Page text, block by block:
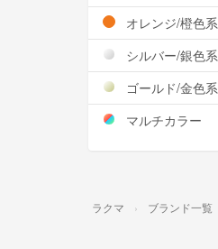
オレンジ/橙色系
シルバー/銀色系
ゴールド/金色系
マルチカラー
ラクマ ブランド一覧